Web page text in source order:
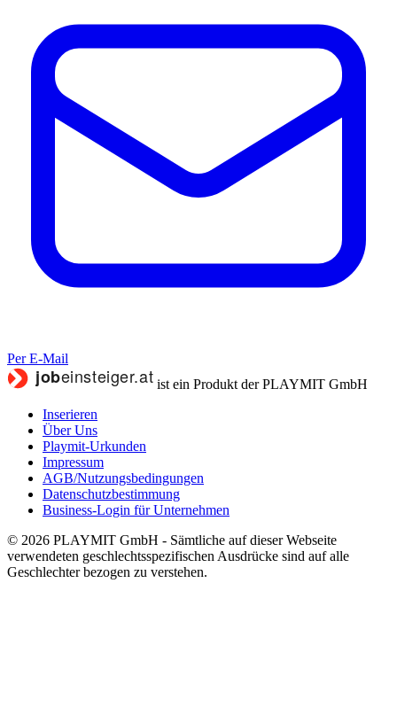
Per E-Mail
ist ein Produkt der PLAYMIT GmbH
Inserieren
Über Uns
Playmit-Urkunden
Impressum
AGB/Nutzungsbedingungen
Datenschutzbestimmung
Business-Login für Unternehmen
© 2026 PLAYMIT GmbH - Sämtliche auf dieser Webseite
verwendeten geschlechtsspezifischen Ausdrücke sind auf alle
Geschlechter bezogen zu verstehen.